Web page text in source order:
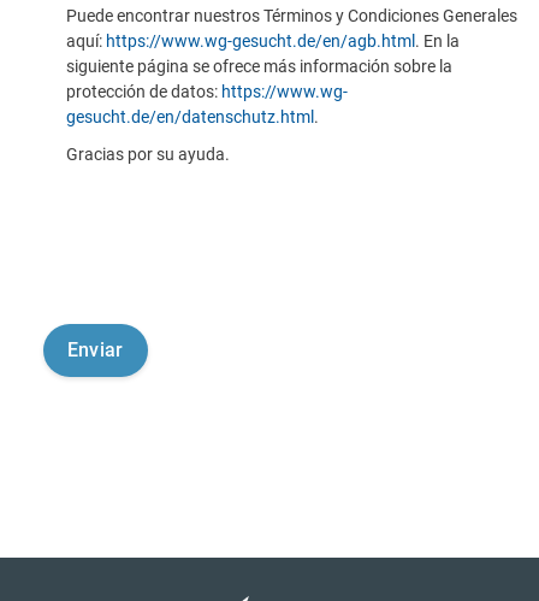
Puede encontrar nuestros Términos y Condiciones Generales
aquí: https://www.wg-gesucht.de/en/agb.html . En la
siguiente página se ofrece más información sobre la
protección de datos: https://www.wg-
gesucht.de/en/datenschutz.html .
Gracias por su ayuda.